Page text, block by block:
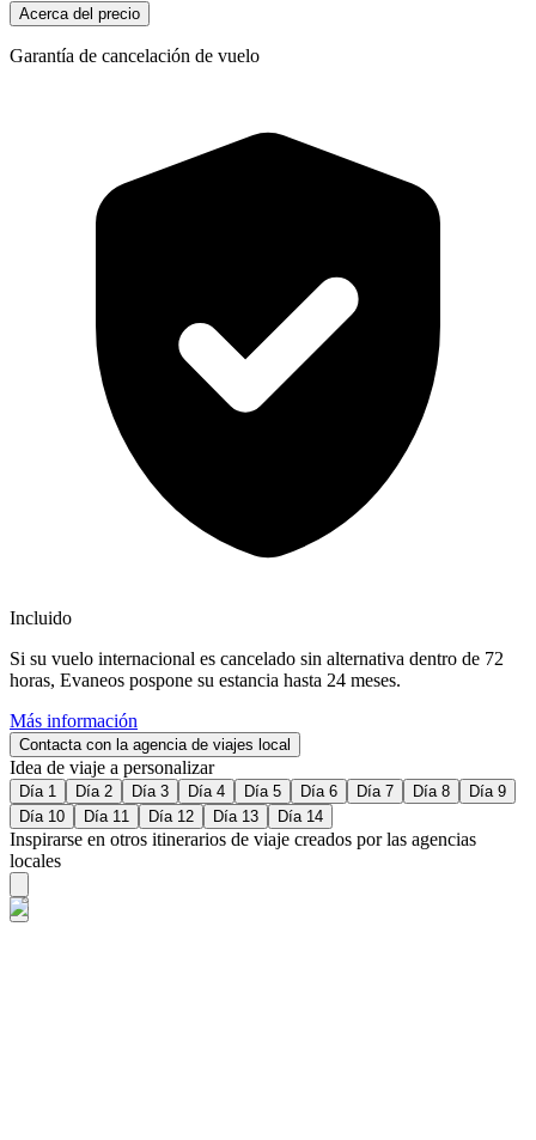
Acerca del precio
Garantía de cancelación de vuelo
Incluido
Si su vuelo internacional es cancelado sin alternativa dentro de 72
horas, Evaneos pospone su estancia hasta 24 meses.
Más información
Contacta con la agencia de viajes local
Idea de viaje a personalizar
Día 1 Día 2 Día 3 Día 4 Día 5 Día 6 Día 7 Día 8
Día 9
Día 10
Día 11 Día 12 Día 13 Día 14
Inspirarse en otros itinerarios de viaje creados por las agencias
locales